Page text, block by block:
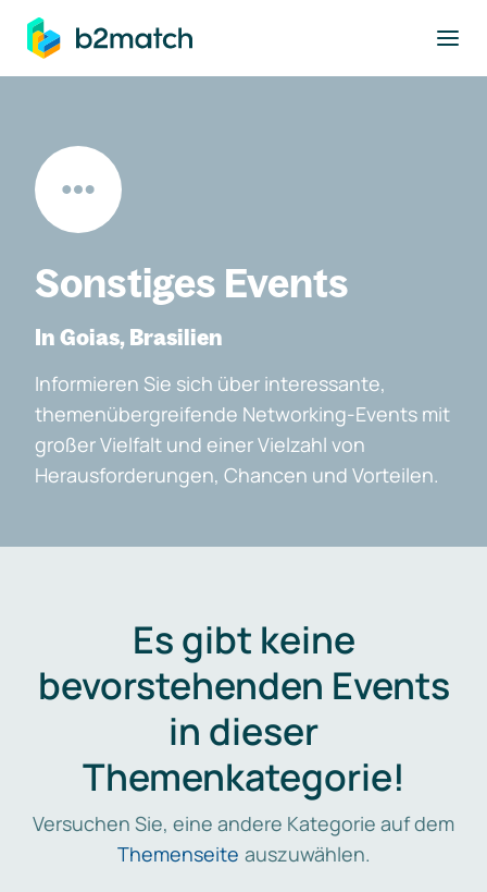
springen
Sonstiges Events
In Goias, Brasilien
Informieren Sie sich über interessante,
themenübergreifende Networking-Events mit
großer Vielfalt und einer Vielzahl von
Herausforderungen, Chancen und Vorteilen.
Es gibt keine
bevorstehenden Events
in dieser
Themenkategorie!
Versuchen Sie, eine andere Kategorie auf dem
Themenseite auszuwählen.